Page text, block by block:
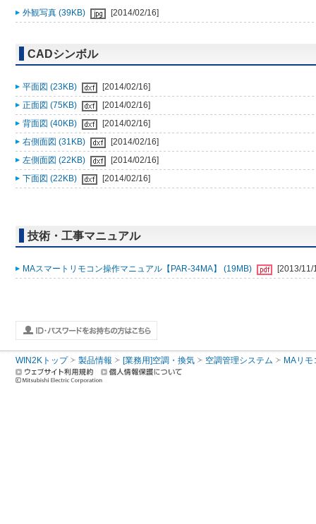
外観写真 (39KB) [2014/02/16]
CADシンボル
平面図 (23KB)
[2014/02/16]
正面図 (75KB)
[2014/02/16]
背面図 (40KB)
[2014/02/16]
右側面図 (31KB)
[2014/02/16]
左側面図 (22KB)
[2014/02/16]
下面図 (22KB)
[2014/02/16]
技術・工事マニュアル
MAスマートリモコン操作マニュアル【PAR-34MA】 (19MB) [2013/11/
WIN2Kトップ 製品情報 [業務用]空調・換気 空調管理システム MAリモ